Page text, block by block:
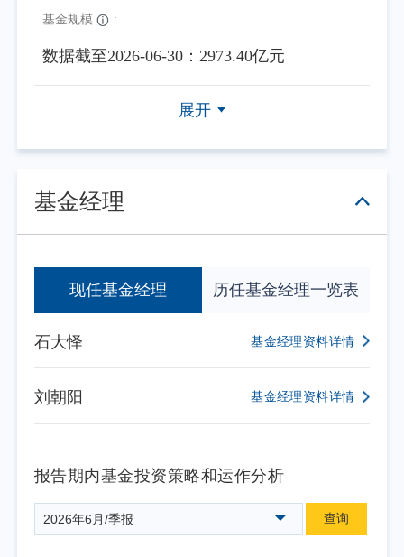
基金规模 :
数据截至2026-06-30：2973.40亿元
展开
基金经理
现任基金经理 历任基金经理一览表
石大怿 基金经理资料详情
刘朝阳 基金经理资料详情
报告期内基金投资策略和运作分析
2026年6月/季报 查询